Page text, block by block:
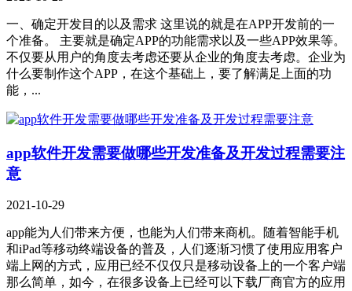
一、确定开发目的以及需求 这里说的就是在APP开发前的一
个准备。 主要就是确定APP的功能需求以及一些APP效果等。
不仅要从用户的角度去考虑还要从企业的角度去考虑。企业为
什么要制作这个APP，在这个基础上，要了解满足上面的功
能，...
app软件开发需要做哪些开发准备及开发过程需要注
意
2021-10-29
app能为人们带来方便，也能为人们带来商机。随着智能手机
和iPad等移动终端设备的普及，人们逐渐习惯了使用应用客户
端上网的方式，应用已经不仅仅只是移动设备上的一个客户端
那么简单，如今，在很多设备上已经可以下载厂商官方的应用